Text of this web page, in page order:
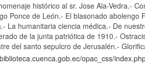
histórico al sr. Jose Ala-Vedra.-
Ponce de León.- El blasonado
La humanitaria ciencia médica.- De
de la junta patriótica de 1910.-
del santo sepulcro de Jerusalén.-
opac_css/